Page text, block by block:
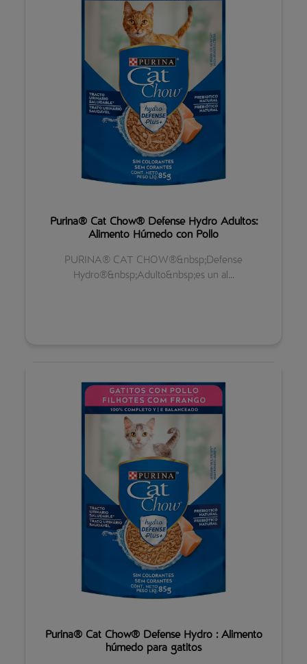
Purina® Cat Chow® Defense Hydro Adultos:
Alimento Húmedo con Pollo
PURINA® CAT CHOW®&nbsp;Defense
Hydro®&nbsp;Adulto&nbsp;es un al...
Purina® Cat Chow® Defense Hydro : Alimento
húmedo para gatitos